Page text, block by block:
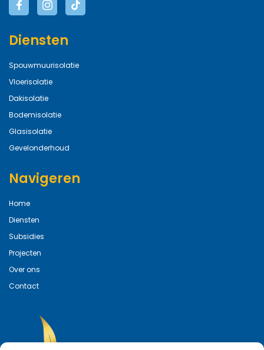
Diensten
Spouwmuurisolatie
Vloerisolatie
Dakisolatie
Bodemisolatie
Glasisolatie
Gevelonderhoud
Navigeren
Home
Diensten
Subsidies
Projecten
Over ons
Contact